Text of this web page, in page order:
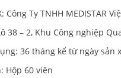
Công Ty TNHH MEDISTAR
38 – 2, Khu Công nghiệp
36 tháng kể từ ngày sản
Hộp 60 viên